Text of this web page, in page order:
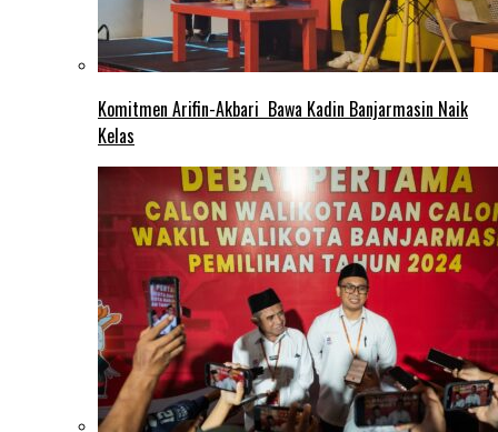
Komitmen Arifin-Akbari Bawa Kadin Banjarmasin Naik
Kelas